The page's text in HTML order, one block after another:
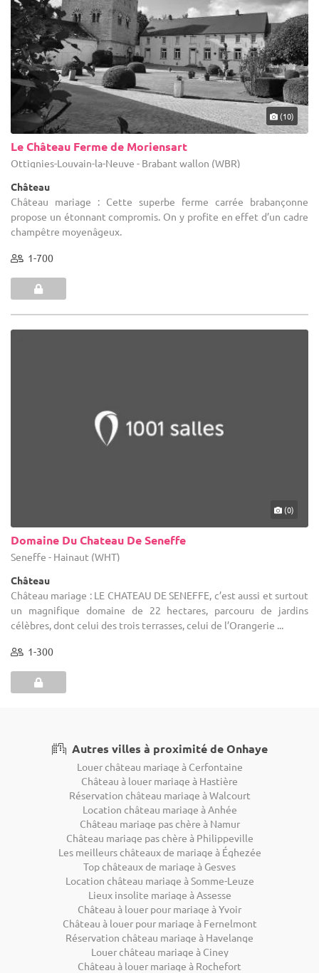
(10)
Le Château Ferme de Moriensart
Ottignies-Louvain-la-Neuve - Brabant wallon (WBR)
Château
Château mariage : Cette superbe ferme carrée brabançonne
propose un étonnant compromis. On y profite en effet d’un cadre
champêtre moyenâgeux.
1-700
(0)
Domaine Du Chateau De Seneffe
Seneffe - Hainaut (WHT)
Château
Château mariage : LE CHATEAU DE SENEFFE, c’est aussi et surtout
un magnifique domaine de 22 hectares, parcouru de jardins
célèbres, dont celui des trois terrasses, celui de l’Orangerie ...
1-300
Autres villes à proximité de Onhaye
Louer château mariage à Cerfontaine
Château à louer mariage à Hastière
Réservation château mariage à Walcourt
Location château mariage à Anhée
Château mariage pas chère à Namur
Château mariage pas chère à Philippeville
Les meilleurs châteaux de mariage à Éghezée
Top châteaux de mariage à Gesves
Location château mariage à Somme-Leuze
Lieux insolite mariage à Assesse
Château à louer pour mariage à Yvoir
Château à louer pour mariage à Fernelmont
Réservation château mariage à Havelange
Louer château mariage à Ciney
Château à louer mariage à Rochefort